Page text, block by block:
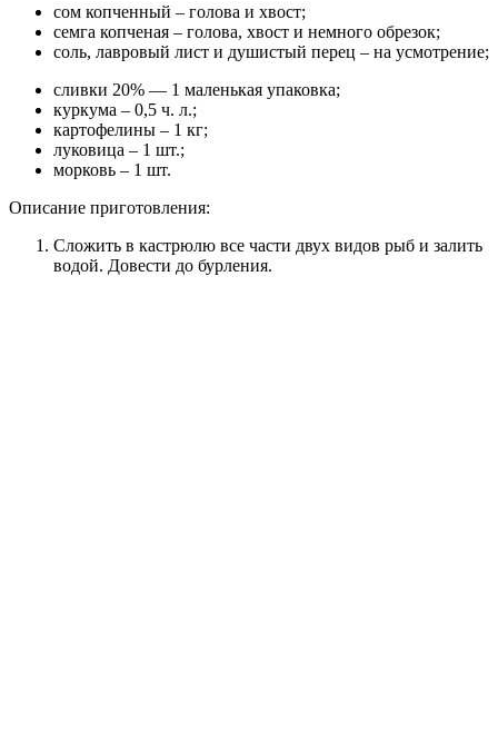
сом копченный – голова и хвост;
семга копченая – голова, хвост и немного обрезок;
соль, лавровый лист и душистый перец – на усмотрение;
сливки 20% — 1 маленькая упаковка;
куркума – 0,5 ч. л.;
картофелины – 1 кг;
луковица – 1 шт.;
морковь – 1 шт.
Описание приготовления:
Сложить в кастрюлю все части двух видов рыб и залить
водой. Довести до бурления.